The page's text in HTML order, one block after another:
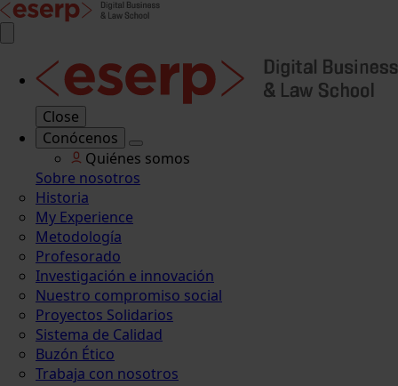
Close
Conócenos
Quiénes somos
Sobre nosotros
Historia
My Experience
Metodología
Profesorado
Investigación e innovación
Nuestro compromiso social
Proyectos Solidarios
Sistema de Calidad
Buzón Ético
Trabaja con nosotros